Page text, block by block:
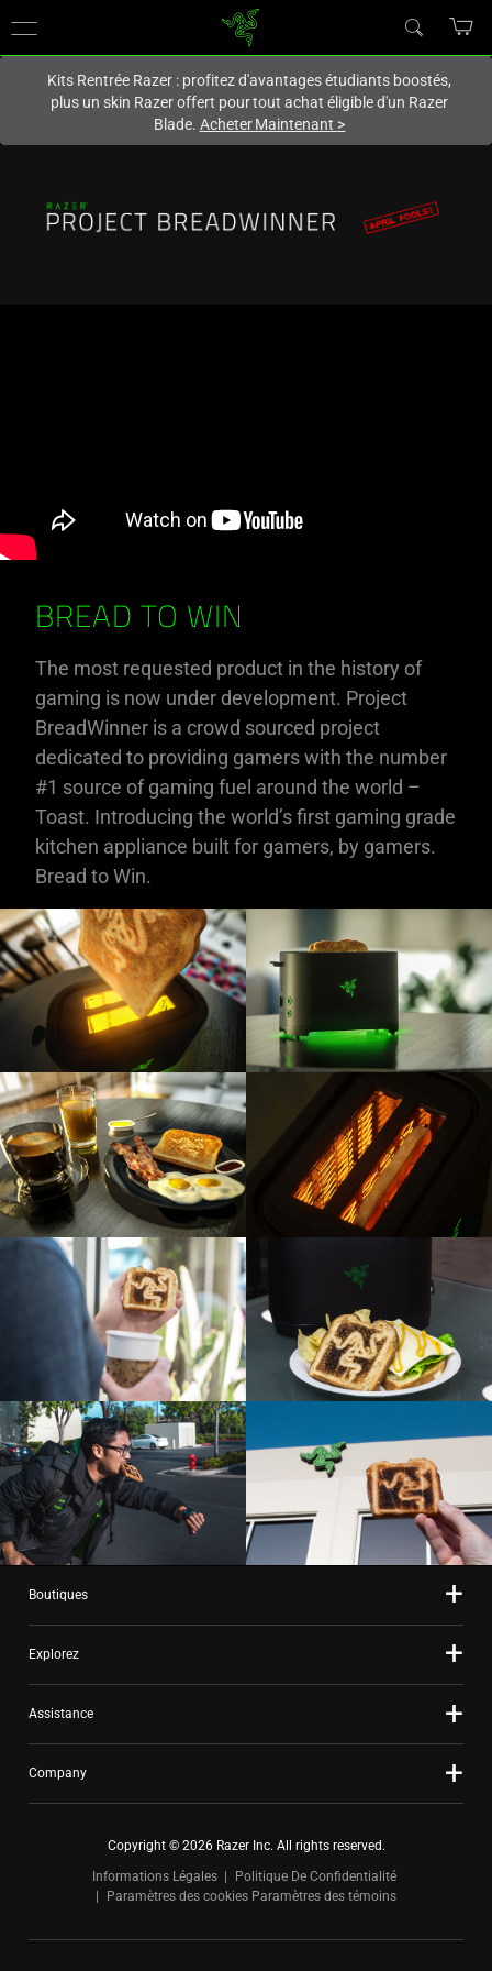
Vous êtes actuellement sur le site
Kits Rentrée Razer : profitez d'avantages étudiants boostés,
plus un skin Razer offert pour tout achat éligible d'un Razer
Blade. Acheter Maintenant >
BREAD TO WIN
The most requested product in the history of
gaming is now under development. Project
BreadWinner is a crowd sourced project
dedicated to providing gamers with the number
#1 source of gaming fuel around the world –
Toast. Introducing the world’s first gaming grade
kitchen appliance built for gamers, by gamers.
Bread to Win.
Boutiques
Explorez
Assistance
Company
Copyright © 2026 Razer Inc. All rights reserved.
Informations Légales
Politique De Confidentialité
Paramètres des cookies Paramètres des témoins